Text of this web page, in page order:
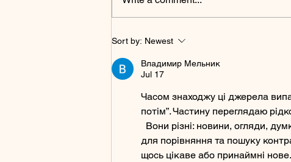
Book Your Pet's Next
Appointment Online Now
Sort by: Newest
Владимир Мельник
Jul 17
Часом знаходжу ці джерела
потім”. Частину переглядаю
Вони різні: новини, огляди,
для порівняння та пошуку
щось цікаве або принаймні